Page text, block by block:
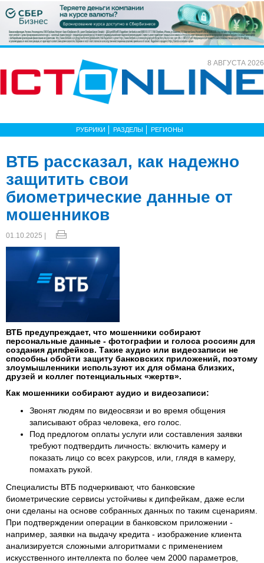
8 АВГУСТА 2026
РУБРИКИ РАЗДЕЛЫ РЕГИОНЫ
ВТБ рассказал, как надежно
защитить свои
биометрические данные от
мошенников
01.10.2025 |
ВТБ предупреждает, что мошенники собирают
персональные данные - фотографии и голоса россиян для
создания дипфейков. Такие аудио или видеозаписи не
способны обойти защиту банковских приложений, поэтому
злоумышленники используют их для обмана близких,
друзей и коллег потенциальных «жертв».
Как мошенники собирают аудио и видеозаписи:
Звонят людям по видеосвязи и во время общения
записывают образ человека, его голос.
Под предлогом оплаты услуги или составления заявки
требуют подтвердить личность: включить камеру и
показать лицо со всех ракурсов, или, глядя в камеру,
помахать рукой.
Специалисты ВТБ подчеркивают, что банковские
биометрические сервисы устойчивы к дипфейкам, даже если
они сделаны на основе собранных данных по таким сценариям.
При подтверждении операции в банковском приложении -
например, заявки на выдачу кредита - изображение клиента
анализируется сложными алгоритмами с применением
искусственного интеллекта по более чем 2000 параметров,